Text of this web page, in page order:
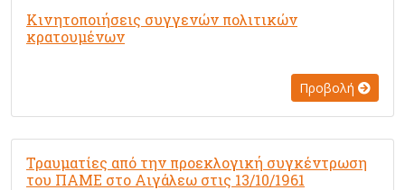
Κινητοποιήσεις συγγενών πολιτικών
κρατουμένων
Προβολή
Τραυματίες από την προεκλογική συγκέντρωση
του ΠΑΜΕ στο Αιγάλεω στις 13/10/1961